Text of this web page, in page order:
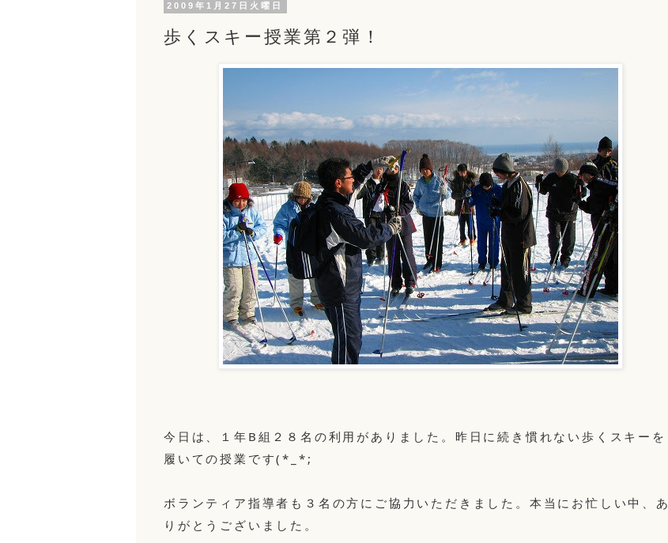
2009年1月27日火曜日
歩くスキー授業第２弾！
今日は、１年B組２８名の利用がありました。昨日に続き慣れない歩くスキーを
履いての授業です(*_*;
ボランティア指導者も３名の方にご協力いただきました。本当にお忙しい中、あ
りがとうございました。